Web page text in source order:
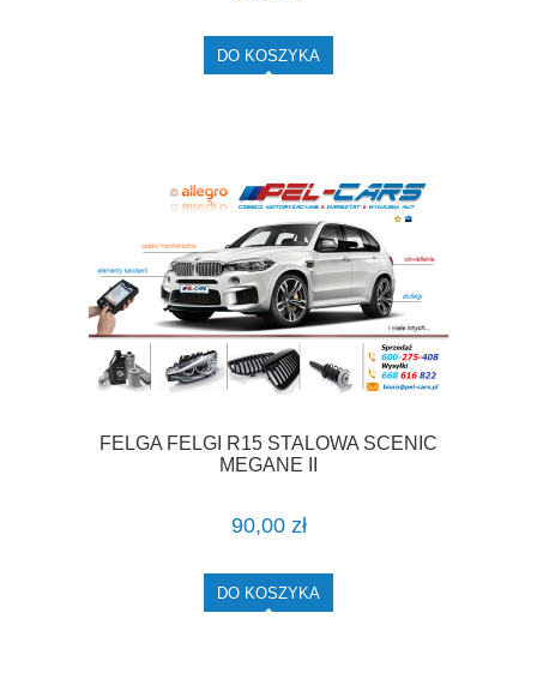
DO KOSZYKA
FELGA FELGI R15 STALOWA SCENIC
MEGANE II
90,00 zł
DO KOSZYKA